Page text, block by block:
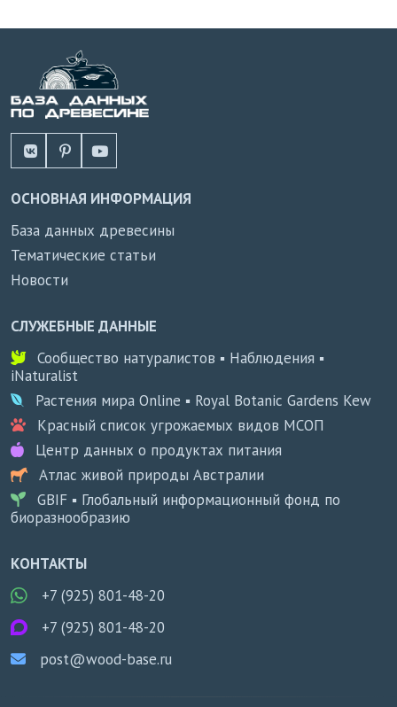
ОСНОВНАЯ ИНФОРМАЦИЯ
База данных древесины
Тематические статьи
Новости
СЛУЖЕБНЫЕ ДАННЫЕ
Сообщество натуралистов ▪ Наблюдения ▪
iNaturalist
Растения мира Online ▪ Royal Botanic Gardens Kew
Красный список угрожаемых видов МСОП
Центр данных о продуктах питания
Атлас живой природы Австралии
GBIF ▪ Глобальный информационный фонд по
биоразнообразию
КОНТАКТЫ
+7 (925) 801-48-20
+7 (925) 801-48-20
post@wood-base.ru